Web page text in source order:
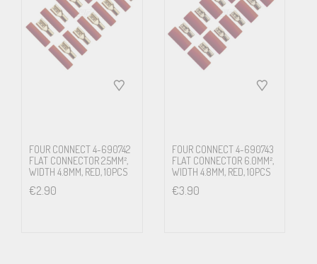
FOUR CONNECT 4-690742
FLAT CONNECTOR 2.5MM²,
WIDTH 4.8MM, RED, 10PCS
€2.90
FOUR CONNECT 4-690743
FLAT CONNECTOR 6.0MM²,
WIDTH 4.8MM, RED, 10PCS
€3.90